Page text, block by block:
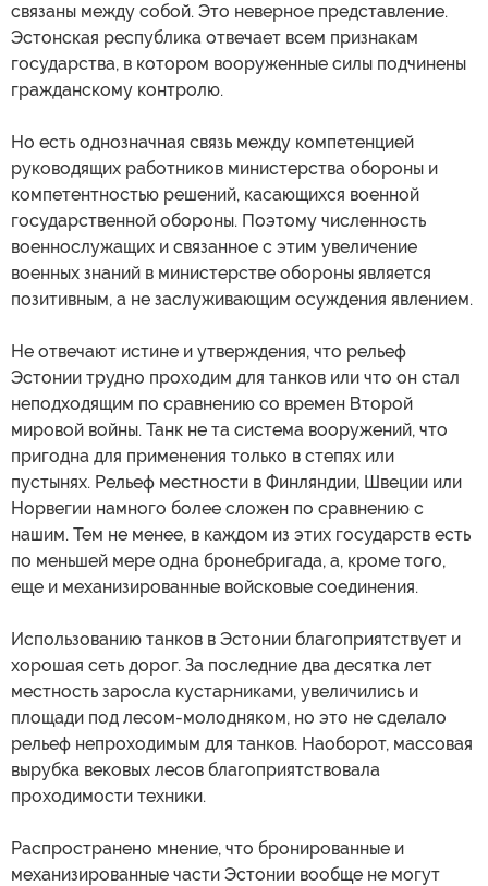
связаны между собой. Это неверное представление.
Эстонская республика отвечает всем признакам
государства, в котором вооруженные силы подчинены
гражданскому контролю.
Но есть однозначная связь между компетенцией
руководящих работников министерства обороны и
компетентностью решений, касающихся военной
государственной обороны. Поэтому численность
военнослужащих и связанное с этим увеличение
военных знаний в министерстве обороны является
позитивным, а не заслуживающим осуждения явлением.
Не отвечают истине и утверждения, что рельеф
Эстонии трудно проходим для танков или что он стал
неподходящим по сравнению со времен Второй
мировой войны. Танк не та система вооружений, что
пригодна для применения только в степях или
пустынях. Рельеф местности в Финляндии, Швеции или
Норвегии намного более сложен по сравнению с
нашим. Тем не менее, в каждом из этих государств есть
по меньшей мере одна бронебригада, а, кроме того,
еще и механизированные войсковые соединения.
Использованию танков в Эстонии благоприятствует и
хорошая сеть дорог. За последние два десятка лет
местность заросла кустарниками, увеличились и
площади под лесом-молодняком, но это не сделало
рельеф непроходимым для танков. Наоборот, массовая
вырубка вековых лесов благоприятствовала
проходимости техники.
Распространено мнение, что бронированные и
механизированные части Эстонии вообще не могут